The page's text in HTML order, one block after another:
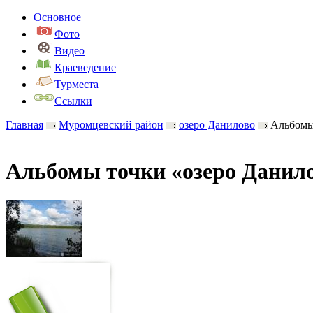
Основное
Фото
Видео
Краеведение
Турместа
Ссылки
Главная
Муромцевский район озеро Данилово
Альбомы точки «озеро